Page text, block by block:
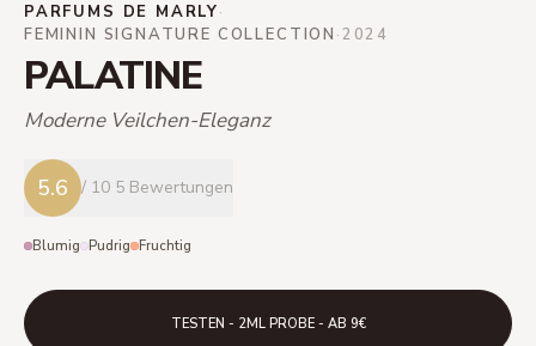
PARFUMS DE MARLY·
FEMININ SIGNATURE COLLECTION ·2024
PALATINE
Moderne Veilchen-Eleganz
5.6 / 10 5 Bewertungen
Blumig Pudrig Fruchtig
TESTEN - 2ML PROBE - AB 9€